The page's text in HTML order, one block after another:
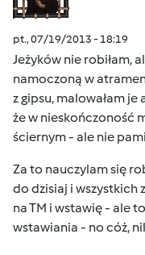
pt., 07/19/2013 - 18:19
Jeżyków nie robiłam,
namoczoną w
z gipsu, malowałam
że w nieskończoność
ściernym - ale nie
Za to nauczylam się
do dzisiaj i wszystkich
na TM i wstawię - ale
wstawiania - no cóż,